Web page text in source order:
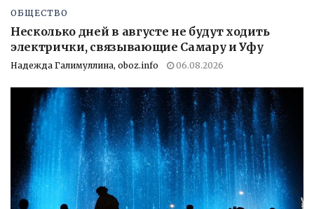
ОБЩЕСТВО
Несколько дней в августе не будут ходить
электрички, связывающие Самару и Уфу
Надежда Галимуллина, oboz.info 06.08.2026